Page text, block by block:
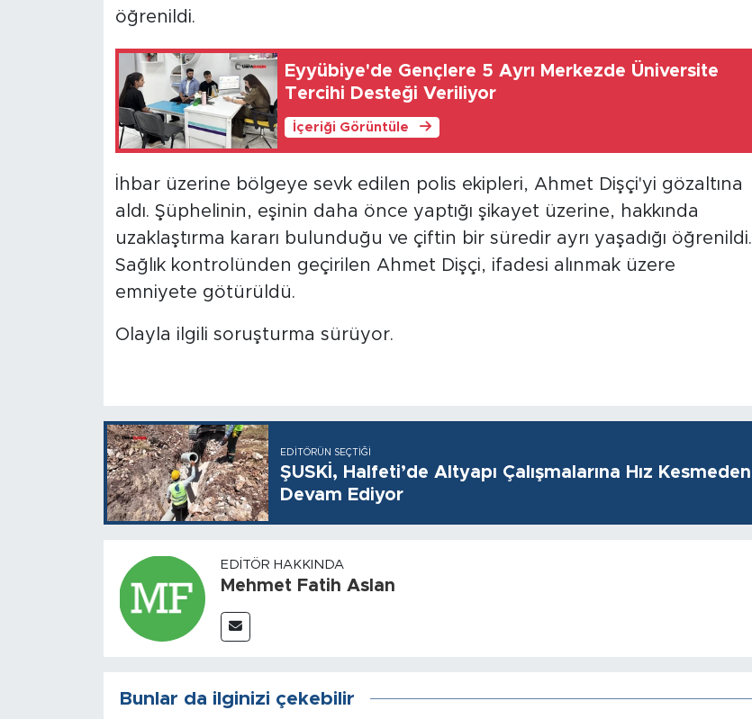
öğrenildi.
Eyyübiye'de Gençlere 5 Ayrı Merkezde Üniversite
Tercihi Desteği Veriliyor
İçeriği Görüntüle
İhbar üzerine bölgeye sevk edilen polis ekipleri, Ahmet Dişçi'yi gözaltına
aldı. Şüphelinin, eşinin daha önce yaptığı şikayet üzerine, hakkında
uzaklaştırma kararı bulunduğu ve çiftin bir süredir ayrı yaşadığı öğrenildi.
Sağlık kontrolünden geçirilen Ahmet Dişçi, ifadesi alınmak üzere
emniyete götürüldü.
Olayla ilgili soruşturma sürüyor.
EDITÖRÜN SEÇTIĞI
ŞUSKİ, Halfeti’de Altyapı Çalışmalarına Hız Kesmeden
Devam Ediyor
EDITÖR HAKKINDA
Mehmet Fatih Aslan
Bunlar da ilginizi çekebilir